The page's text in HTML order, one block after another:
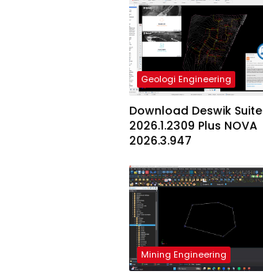
Geologi Engineering
Download Deswik Suite
2026.1.2309 Plus NOVA
2026.3.947
Mining Engineering